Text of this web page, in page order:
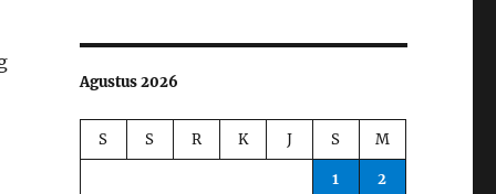
Agustus 2026
S S R K J S M
1 2